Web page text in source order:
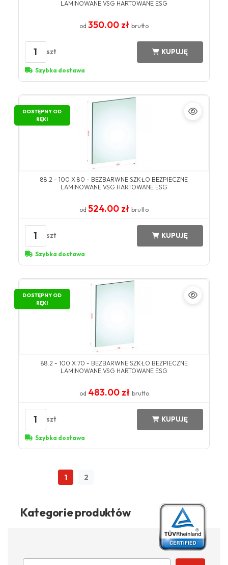
Kategorie produktów
LAMINOWANE VSG HARTOWANE ESG
od 350.00 zł brutto
1 szt KUPUJĘ
Szybka dostawa
DOSTĘPNY OD
RĘKI
88.2 - 100 X 80 - BEZBARWNE SZKŁO BEZPIECZNE
LAMINOWANE VSG HARTOWANE ESG
od 524.00 zł brutto
1 szt KUPUJĘ
Szybka dostawa
DOSTĘPNY OD
RĘKI
88.2 - 100 X 70 - BEZBARWNE SZKŁO BEZPIECZNE
LAMINOWANE VSG HARTOWANE ESG
od 483.00 zł brutto
1 szt KUPUJĘ
Szybka dostawa
1 2